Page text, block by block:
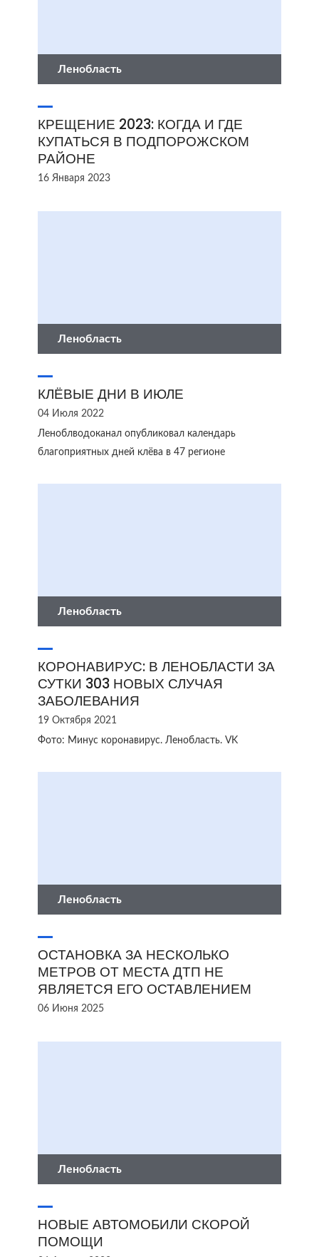
Ленобласть
КРЕЩЕНИЕ 2023: КОГДА И ГДЕ
КУПАТЬСЯ В ПОДПОРОЖСКОМ
РАЙОНЕ
16 Января 2023
Ленобласть
КЛЁВЫЕ ДНИ В ИЮЛЕ
04 Июля 2022
Леноблводоканал опубликовал календарь
благоприятных дней клёва в 47 регионе
Ленобласть
КОРОНАВИРУС: В ЛЕНОБЛАСТИ ЗА
СУТКИ 303 НОВЫХ СЛУЧАЯ
ЗАБОЛЕВАНИЯ
19 Октября 2021
Фото: Минус коронавирус. Ленобласть. VK
Ленобласть
ОСТАНОВКА ЗА НЕСКОЛЬКО
МЕТРОВ ОТ МЕСТА ДТП НЕ
ЯВЛЯЕТСЯ ЕГО ОСТАВЛЕНИЕМ
06 Июня 2025
Ленобласть
НОВЫЕ АВТОМОБИЛИ СКОРОЙ
ПОМОЩИ